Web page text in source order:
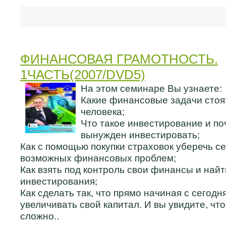
ФИНАНСОВАЯ ГРАМОТНОСТЬ.
1ЧАСТЬ(2007/DVD5)
На этом семинаре Вы узнаете:
Какие финансовые задачи
человека;
Что такое инвестирование и
вынужден инвестировать;
Как с помощью покупки страховок уберечь
возможных финансовых проблем;
Как взять под контроль свои финансы и
инвестирования;
Как сделать так, что прямо начиная с
увеличивать свой капитал. И вы увидите,
сложно..